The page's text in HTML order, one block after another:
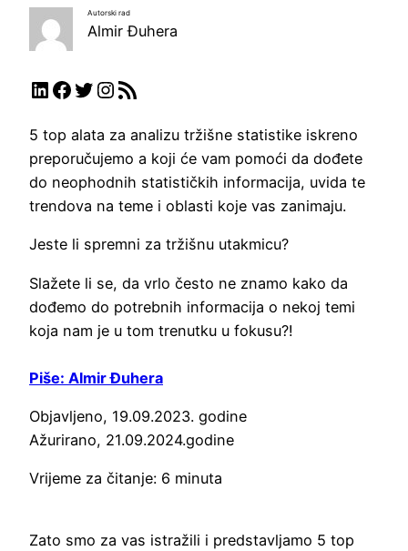
Autorski rad
Almir Đuhera
LinkedIn
Facebook
Twitter
Instagram
RSS Feed
5 top alata za analizu tržišne statistike iskreno
preporučujemo a koji će vam pomoći da dođete
do neophodnih statističkih informacija, uvida te
trendova na teme i oblasti koje vas zanimaju.
Jeste li spremni za tržišnu utakmicu?
Slažete li se, da vrlo često ne znamo kako da
dođemo do potrebnih informacija o nekoj temi
koja nam je u tom trenutku u fokusu?!
Piše: Almir Đuhera
Objavljeno, 19.09.2023. godine
Ažurirano, 21.09.2024.godine
Vrijeme za čitanje: 6 minuta
Zato smo za vas istražili i predstavljamo 5 top